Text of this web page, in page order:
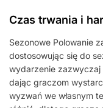
Czas trwania i
Sezonowe Polowanie
dostosowując się do
wydarzenie
dając graczom
wyzwań we własnym